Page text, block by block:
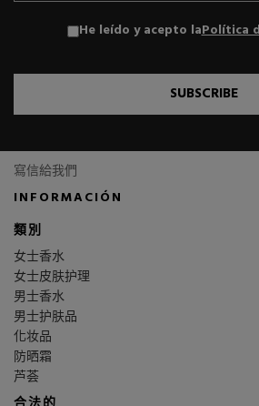
He leído y acepto laPolítica
SUBSCRIBE
寫信給我們
INFORMACIÓN
類別
女士香水
女士皮肤护理
男士香水
男士护肤品
化妆品
防晒霜
芦荟